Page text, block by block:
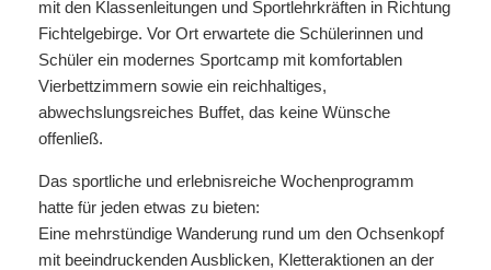
mit den Klassenleitungen und Sportlehrkräften in Richtung
Fichtelgebirge. Vor Ort erwartete die Schülerinnen und
Schüler ein modernes Sportcamp mit komfortablen
Vierbettzimmern sowie ein reichhaltiges,
abwechslungsreiches Buffet, das keine Wünsche
offenließ.
Das sportliche und erlebnisreiche Wochenprogramm
hatte für jeden etwas zu bieten:
Eine mehrstündige Wanderung rund um den Ochsenkopf
mit beeindruckenden Ausblicken, Kletteraktionen an der